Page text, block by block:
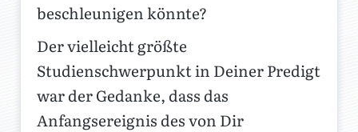
beschleunigen könnte?
Der vielleicht größte
Studienschwerpunkt in Deiner Predigt
war der Gedanke, dass das
Anfangsereignis des von Dir